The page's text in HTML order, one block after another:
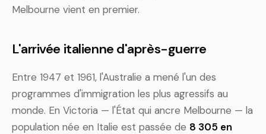
Melbourne vient en premier.
L'arrivée italienne d'après-guerre
Entre 1947 et 1961, l'Australie a mené l'un des
programmes d'immigration les plus agressifs au
monde. En Victoria — l'État qui ancre Melbourne — la
population née en Italie est passée de 8 305 en